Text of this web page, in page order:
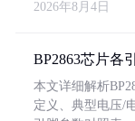
2026年8月4日
BP2863芯片各
本文详细解析
定义、典型电压/